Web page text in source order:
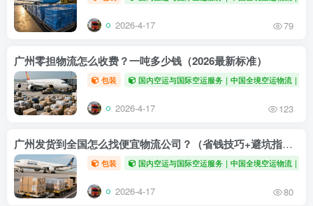
2026-4-17 79
广州零担物流怎么收费？一吨多少钱（2026最新标准）
包装 国内空运与国际空运服务｜中国全境空运物流｜全
2026-4-17 123
广州发货到全国怎么找便宜物流公司？（省钱技巧+避坑指南）
包装 国内空运与国际空运服务｜中国全境空运物流｜全
2026-4-17 80